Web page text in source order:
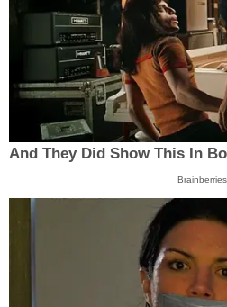
And They Did Show This In
Brainberries